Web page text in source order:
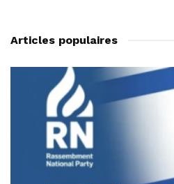
Articles populaires